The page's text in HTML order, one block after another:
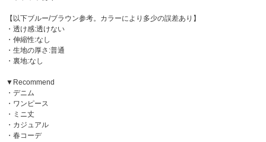
【以下ブルー/ブラウン参考。カラーにより多少の誤差あり】
・透け感:透けない
・伸縮性:なし
・生地の厚さ:普通
・裏地:なし
▼Recommend
・デニム
・ワンピース
・ミニ丈
・カジュアル
・春コーデ